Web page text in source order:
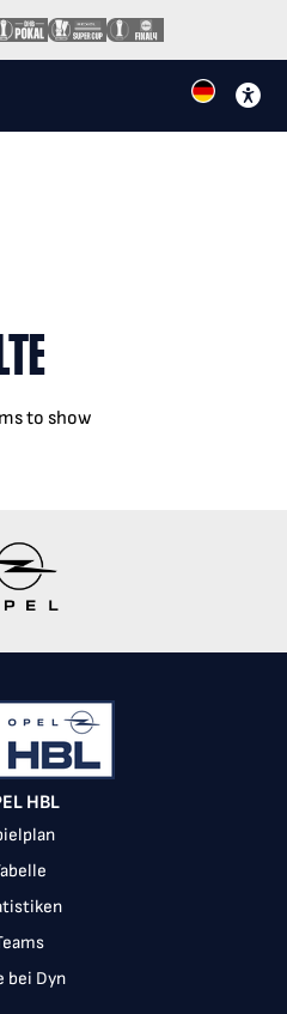
to show
HBL
bei Dyn